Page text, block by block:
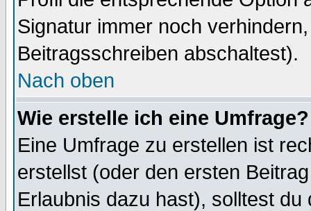
Signatur immer noch
Beitragsschreiben abschaltest).
Nach oben
Wie erstelle ich eine Umfrage?
Eine Umfrage zu erstellen ist
erstellst (oder den ersten
Erlaubnis dazu hast), solltest